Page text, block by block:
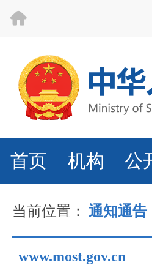
首页 机构 公
当前位置： 通知通告
www.most.gov.cn